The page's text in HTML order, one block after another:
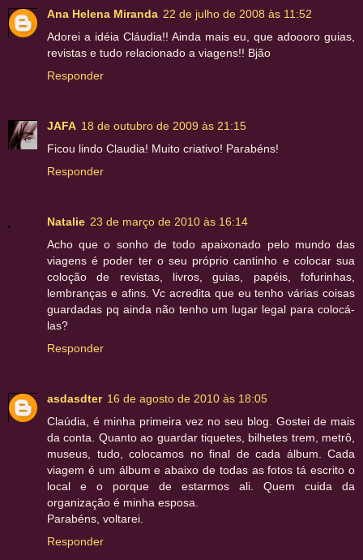
Ana Helena Miranda 22 de julho de 2008 às 11:52
Adorei a idéia Cláudia!! Ainda mais eu, que adoooro guias,
revistas e tudo relacionado a viagens!! Bjão
Responder
JAFA 18 de outubro de 2009 às 21:15
Ficou lindo Claudia! Muito criativo! Parabéns!
Responder
Natalie 23 de março de 2010 às 16:14
Acho que o sonho de todo apaixonado pelo mundo das
viagens é poder ter o seu próprio cantinho e colocar sua
coloção de revistas, livros, guias, papéis, fofurinhas,
lembranças e afins. Vc acredita que eu tenho várias coisas
guardadas pq ainda não tenho um lugar legal para colocá-
las?
Responder
asdasdter 16 de agosto de 2010 às 18:05
Claúdia, é minha primeira vez no seu blog. Gostei de mais
da conta. Quanto ao guardar tiquetes, bilhetes trem, metrô,
museus, tudo, colocamos no final de cada álbum. Cada
viagem é um álbum e abaixo de todas as fotos tá escrito o
local e o porque de estarmos ali. Quem cuida da
organização é minha esposa.
Parabéns, voltarei.
Responder